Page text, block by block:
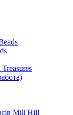
Mill Hill